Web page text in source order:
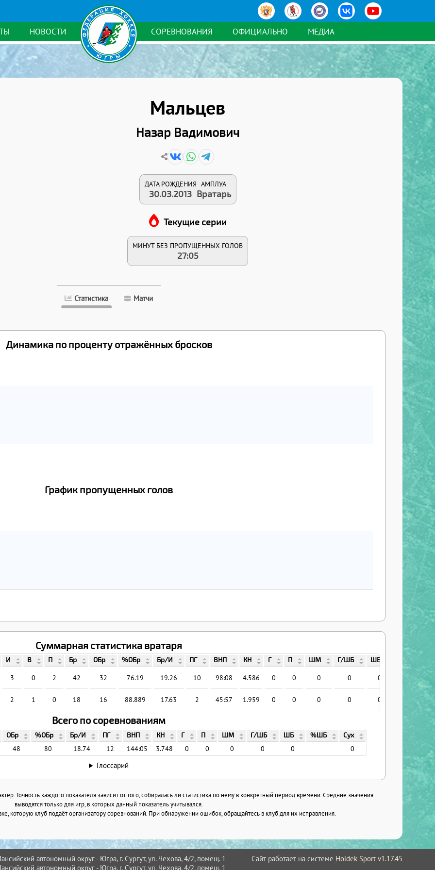
НОВОСТИ СОРЕВНОВАНИЯ ОФИЦИАЛЬНО МЕДИА
Мальцев
Назар Вадимович
ДАТА РОЖДЕНИЯ
30.03.2013
АМПЛУА
Вратарь
Текущие серии
МИНУТ БЕЗ ПРОПУЩЕННЫХ ГОЛОВ
27:05
Статистика Матчи
Динамика по проценту отражённых бросков
График пропущенных голов
Суммарная статистика вратаря
И В П Бр ОБр %ОБр Бр/И ПГ ВНП КН Г П ШМ Г/ШБ ШБ %ШБ
3 0 2 42 32 76.19 19.26 10 98:08 4.586 0 0 0 0 0
2 1 0 18 16 88.889 17.63 2 45:57 1.959 0 0 0 0 0
Всего по соревнованиям
ОБр %ОБр Бр/И ПГ ВНП КН Г П ШМ Г/ШБ ШБ %ШБ Сух
48 80 18.74 12 144:05 3.748 0 0 0 0 0 0
Глоссарий
Точность каждого показателя зависит от того, собиралась ли статистика по нему в конкретный период времени. Средние значения
выводятся только для игр, в которых данный показатель учитывался.
которую клуб подаёт организатору соревнований. При обнаружении ошибок, обращайтесь в клуб для их исправления.
автономный округ - Югра, г. Сургут, ул. Чехова, 4/2, помещ. 1
автономный округ - Югра, г. Сургут, ул. Чехова, 4/2, помещ. 1
Сайт работает на системе Holdek Sport v1.17.45